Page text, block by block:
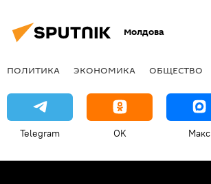
Молдова
ПОЛИТИКА ЭКОНОМИКА ОБЩЕСТВО
Telegram OK Макс